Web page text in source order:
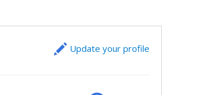
Update your profile